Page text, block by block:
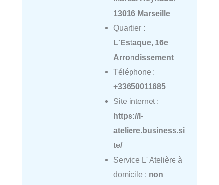
13016 Marseille
Quartier :
L'Estaque, 16e
Arrondissement
Téléphone :
+33650011685
Site internet :
https://l-
ateliere.business.si
te/
Service L' Atelière à
domicile : non